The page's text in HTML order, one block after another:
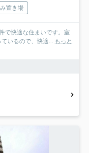
置き場
で快適な住まいです。室
いるので、快適... もっと